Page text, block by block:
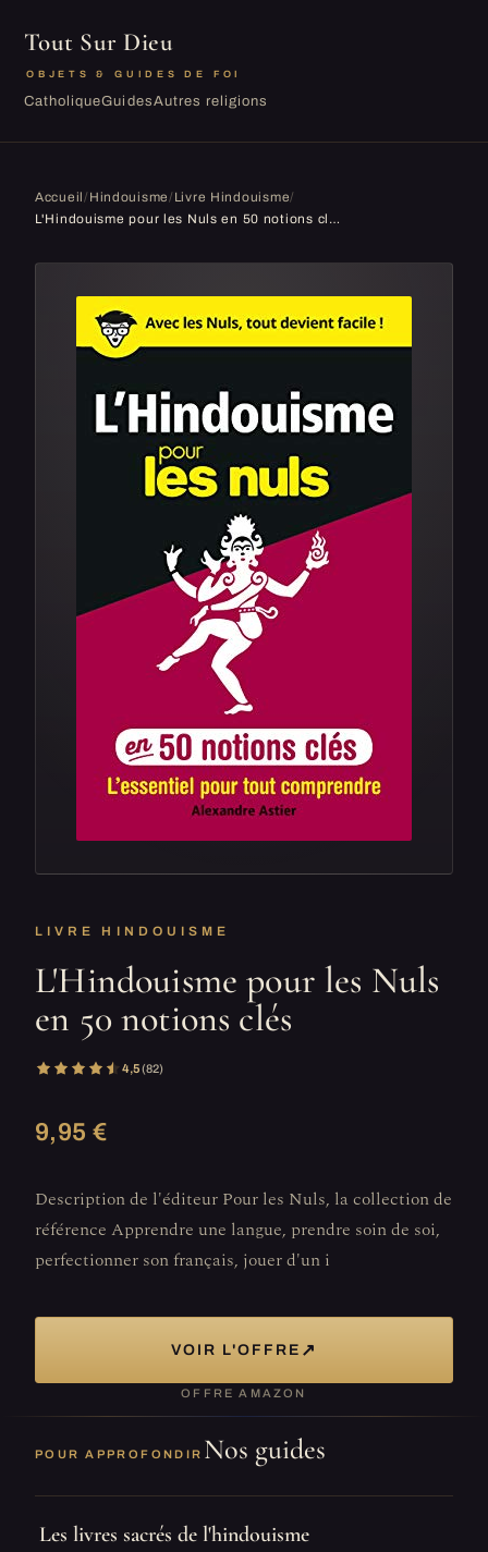
Tout Sur Dieu
OBJETS & GUIDES DE FOI
CatholiqueGuidesAutres religions
Accueil/ Hindouisme/ Livre Hindouisme/
L'Hindouisme pour les Nuls en 50 notions clés
LIVRE HINDOUISME
L'Hindouisme pour les Nuls
en 50 notions clés
4,5(82)
9,95 €
Description de l'éditeur Pour les Nuls, la collection de
référence Apprendre une langue, prendre soin de soi,
perfectionner son français, jouer d'un i
VOIR L'OFFRE ↗
OFFRE AMAZON
POUR APPROFONDIR Nos guides
Les livres sacrés de l'hindouisme